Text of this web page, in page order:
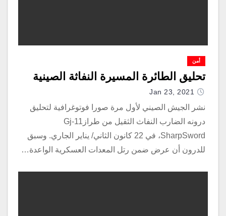
أمن
تحليق الطائرة المسيرة النفاثة الصينية
Jan 23, 2021
نشر الجيش الصيني لأول مرة صورا فوتوغرافية لتحليق
درونه الضارب النفاث الثقيل من طرازGj-11
SharpSword، في 22 كانون الثاني/ يناير الجاري. وسبق
للدرون أن عرض ضمن رتل المعدات العسكرية الواعدة…